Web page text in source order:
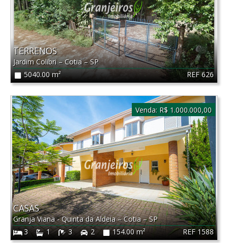
REF 626
TERRENOS
Jardim Colibri–Cotia–SP
5040.00 m²
REF 1588
CASAS
Granja Viana - Quinta da Aldeia–Cotia–SP
3
1 3 2 154.00 m²
Venda: R$ 1.000.000,00